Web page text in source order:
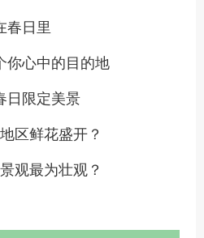
春日里
你心中的目的地
日限定美景
区鲜花盛开？
观最为壮观？